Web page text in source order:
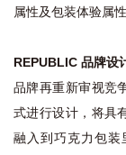
属性及包装体验属
REPUBLIC 品牌设
品牌再重新审视竞
式进行设计，将具
融入到巧克力包装